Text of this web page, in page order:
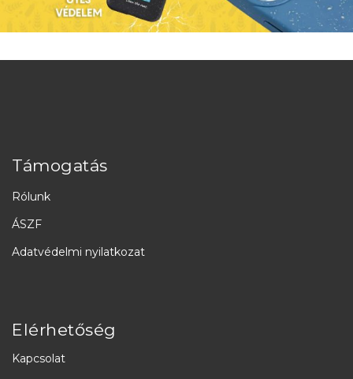
Támogatás
Rólunk
ÁSZF
Adatvédelmi nyilatkozat
Elérhetőség
Kapcsolat